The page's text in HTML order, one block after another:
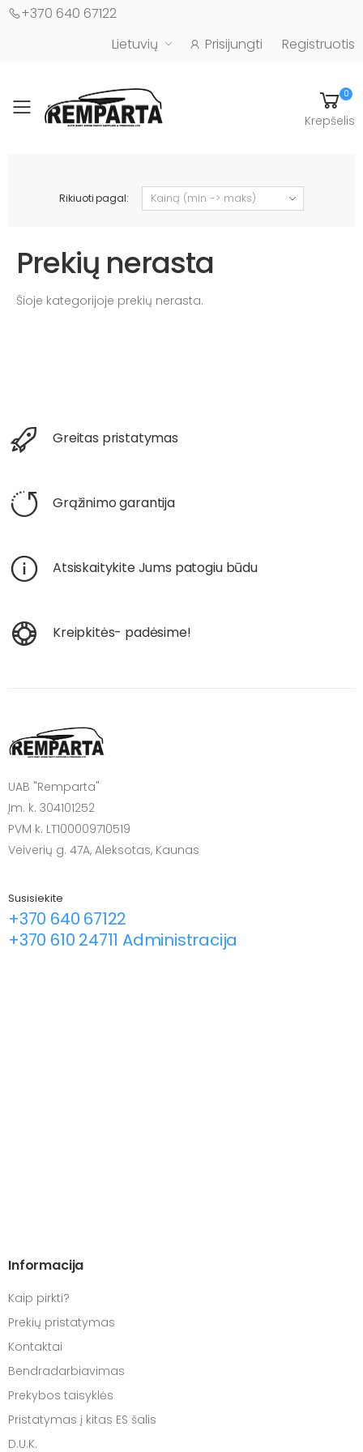
+370 640 67122
Lietuvių
Prisijungti Registruotis
Toggle mobile menu
0
Krepšelis
Rikiuoti pagal:
Prekių nerasta
Šioje kategorijoje prekių nerasta.
Greitas pristatymas
Grąžinimo garantija
Atsiskaitykite Jums patogiu būdu
Kreipkitės- padėsime!
UAB "Remparta"
Įm. k. 304101252
PVM k. LT100009710519
Veiverių g. 47A, Aleksotas, Kaunas
Susisiekite
+370 640 67122
+370 610 24711 Administracija
Informacija
Kaip pirkti?
Prekių pristatymas
Kontaktai
Bendradarbiavimas
Prekybos taisyklės
Pristatymas į kitas ES šalis
D.U.K.